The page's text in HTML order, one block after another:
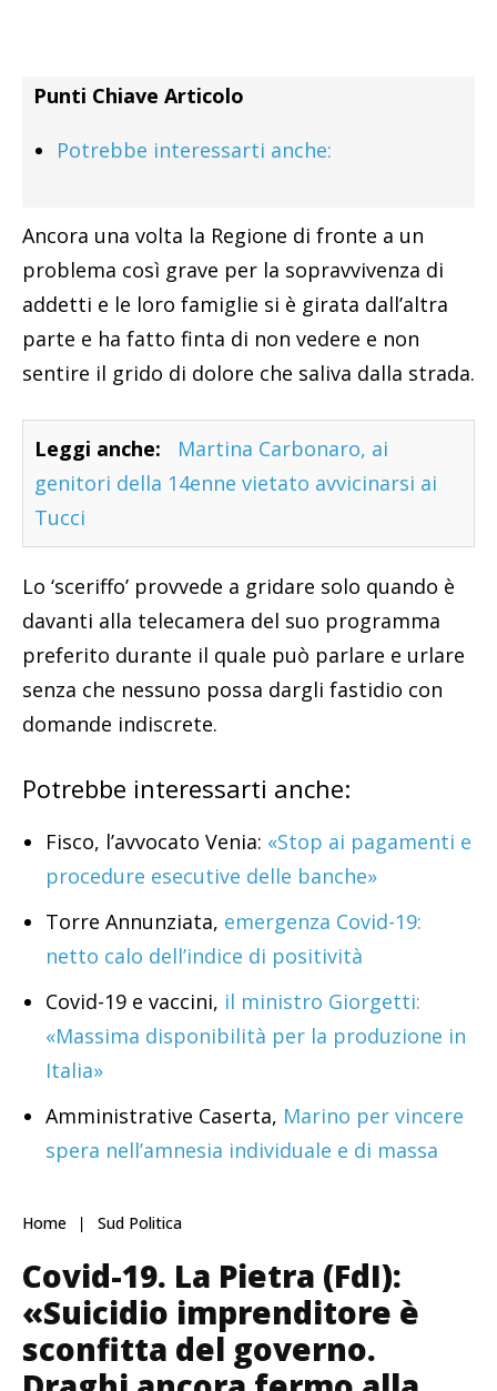
Punti Chiave Articolo
Potrebbe interessarti anche:
Ancora una volta la Regione di fronte a un
problema così grave per la sopravvivenza di
addetti e le loro famiglie si è girata dall’altra
parte e ha fatto finta di non vedere e non
sentire il grido di dolore che saliva dalla strada.
Leggi anche:
Martina Carbonaro, ai
genitori della 14enne vietato avvicinarsi ai
Tucci
Lo ‘sceriffo’ provvede a gridare solo quando è
davanti alla telecamera del suo programma
preferito durante il quale può parlare e urlare
senza che nessuno possa dargli fastidio con
domande indiscrete.
Potrebbe interessarti anche:
Fisco, l’avvocato Venia: «Stop ai pagamenti e
procedure esecutive delle banche»
Torre Annunziata, emergenza Covid-19:
netto calo dell’indice di positività
Covid-19 e vaccini, il ministro Giorgetti:
«Massima disponibilità per la produzione in
Italia»
Amministrative Caserta, Marino per vincere
spera nell’amnesia individuale e di massa
Home Sud Politica
Covid-19. La Pietra (FdI):
«Suicidio imprenditore è
sconfitta del governo.